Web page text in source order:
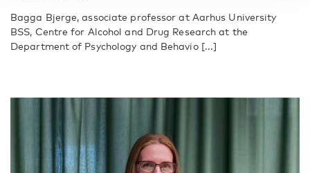
Bagga Bjerge, associate professor at Aarhus University
BSS, Centre for Alcohol and Drug Research at the
Department of Psychology and Behavio [...]